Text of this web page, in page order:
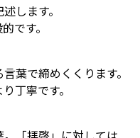
します。
です。
葉で締めくくります。
丁寧です。